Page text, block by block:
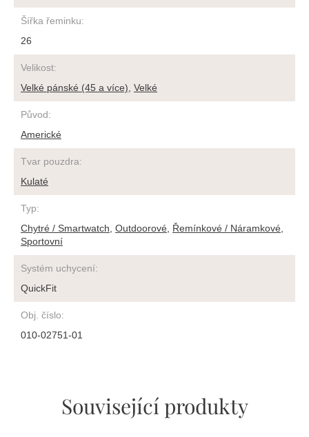
Související produkty
Šířka řeminku:
26
Velikost:
Velké pánské (45 a více) Velké
Původ:
Americké
Tvar pouzdra:
Kulaté
Typ:
Chytré / Smartwatch Outdoorové Řemínkové / Náramkové
Sportovní
Systém uchycení:
QuickFit
Obj. číslo:
010-02751-01